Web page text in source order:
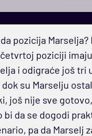
pozicija
poziciji
i odigraće još tri
su Marselju
još nije sve
bi da se dogodi
pa da Marselj